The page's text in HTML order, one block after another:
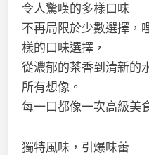
令人驚嘆的多樣口味
不再局限於少數選擇，
樣的口味選擇，
從濃郁的茶香到清新的
所有想像。
每一口都像一次高級美
獨特風味，引爆味蕾